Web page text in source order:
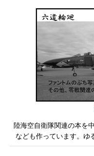
陸海空自衛隊関連の本を
なども作っています。